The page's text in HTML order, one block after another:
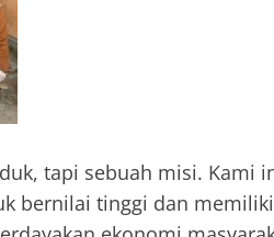
tapi sebuah misi. Kami
bernilai tinggi dan